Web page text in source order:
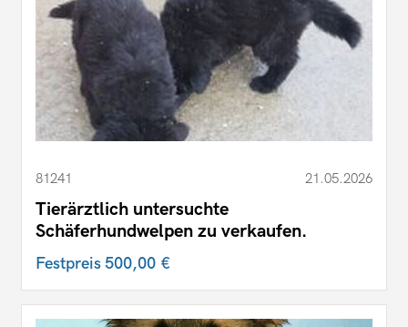
81241 21.05.2026
Tierärztlich untersuchte
Schäferhundwelpen zu verkaufen.
Festpreis500,00 €